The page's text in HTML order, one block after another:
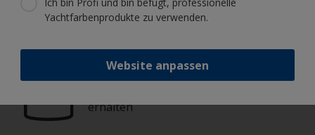
Yachtfarbenprodukte zu verwenden.
Website anpassen
Streichen Sie Ihr Boot wie ein Profi
Finden Sie die besten Produkte, um Ihr
erhalten